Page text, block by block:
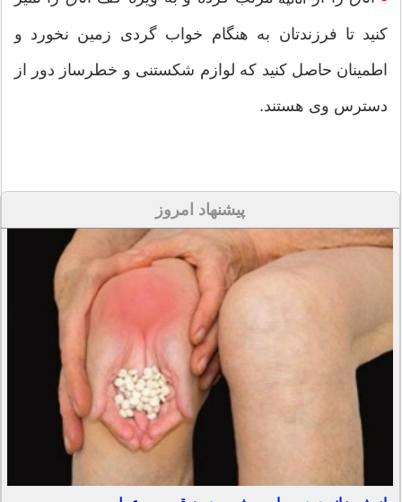
کنید تا فرزندتان به هنگام خواب گردی زمین نخورد و
اطمینان حاصل کنید که لوازم شکستنی و خطرساز دور از
دسترس وی هستند.
پیشنهاد امروز